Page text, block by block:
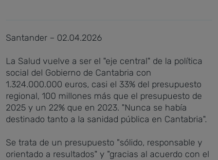
Santander – 02.04.2026
La Salud vuelve a ser el "eje central" de la política
social del Gobierno de Cantabria con
1.324.000.000 euros, casi el 33% del presupuesto
regional, 100 millones más que el presupuesto de
2025 y un 22% que en 2023. "Nunca se había
destinado tanto a la sanidad pública en Cantabria".
Se trata de un presupuesto "sólido, responsable y
orientado a resultados" y "gracias al acuerdo con el